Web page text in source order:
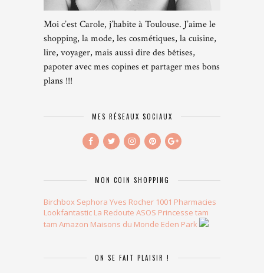
Moi c’est Carole, j’habite à Toulouse. J’aime le
shopping, la mode, les cosmétiques, la cuisine,
lire, voyager, mais aussi dire des bêtises,
papoter avec mes copines et partager mes bons
plans !!!
MES RÉSEAUX SOCIAUX
MON COIN SHOPPING
Birchbox Sephora Yves Rocher 1001 Pharmacies
Lookfantastic La Redoute ASOS Princesse tam
tam Amazon Maisons du Monde Eden Park
ON SE FAIT PLAISIR !